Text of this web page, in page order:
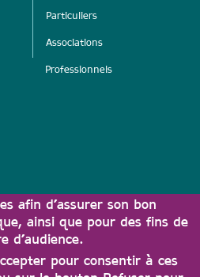
afin d’assurer son bon
ainsi que pour des fins de
d’audience.
pour consentir à ces
Particuliers
Associations
Professionnels